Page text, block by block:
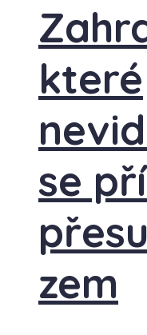
které
se
zem